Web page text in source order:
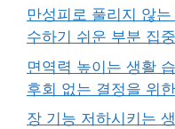
만성피로 풀리지 않
수하기 쉬운 부분 집
면역력 높이는 생활
후회 없는 결정을 위
장 기능 저하시키는